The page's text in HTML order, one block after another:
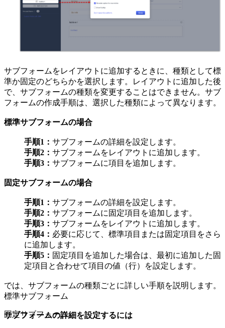
サブフォームをレイアウトに追加するときに、種類として標
準か固定のどちらかを選択します。レイアウトに追加した後
で、サブフォームの種類を変更することはできません。サブ
フォームの作成手順は、選択した種類によって異なります。
標準サブフォームの場合
手順1： サブフォームの詳細を設定します。
手順2： サブフォームをレイアウトに追加します。
手順3： サブフォームに項目を追加します。
固定サブフォームの場合
手順1： サブフォームの詳細を設定します。
手順2： サブフォームに固定項目を追加します。
手順3： サブフォームをレイアウトに追加します。
手順4： 必要に応じて、標準項目または固定項目をさら
に追加します。
手順5： 固定項目を追加した場合は、最初に追加した固
定項目と合わせて項目の値（行）を設定します。
では、サブフォームの種類ごとに詳しい手順を説明します。
標準サブフォーム
サブフォームの詳細を設定するには
固定サブフォーム